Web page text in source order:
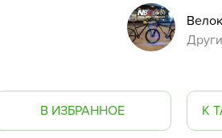
В ИЗБРАННОЕ К